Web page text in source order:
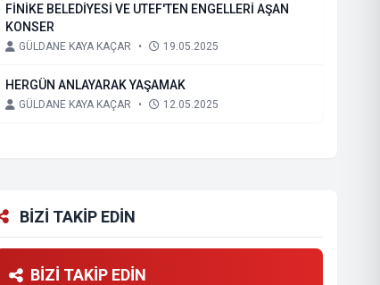
FİNİKE BELEDİYESİ VE UTEF'TEN ENGELLERİ AŞAN
KONSER
GÜLDANE KAYA KAÇAR • 19.05.2025
HERGÜN ANLAYARAK YAŞAMAK
GÜLDANE KAYA KAÇAR • 12.05.2025
BİZİ TAKİP EDİN
BİZİ TAKİP EDİN